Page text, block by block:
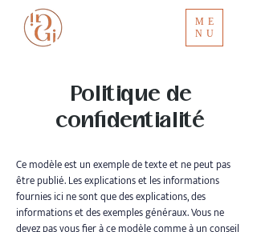
ME
NU
Politique de
confidentialité
Ce modèle est un exemple de texte et ne peut pas
être publié. Les explications et les informations
fournies ici ne sont que des explications, des
informations et des exemples généraux. Vous ne